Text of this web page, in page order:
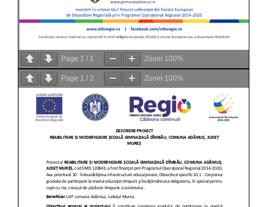
Page 1 / 1 Zoom 100%
Page 1 / 2 Zoom 100%